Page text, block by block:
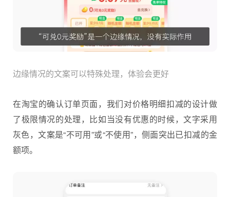
边缘情况的文案可以特殊处理，体验会更好
在淘宝的确认订单页面，我们对价格明细扣减的设计做
了极限情况的处理，比如当没有优惠的时候，文字采用
灰色，文案是“不可用”或“不使用”，侧面突出已扣减的金
额项。